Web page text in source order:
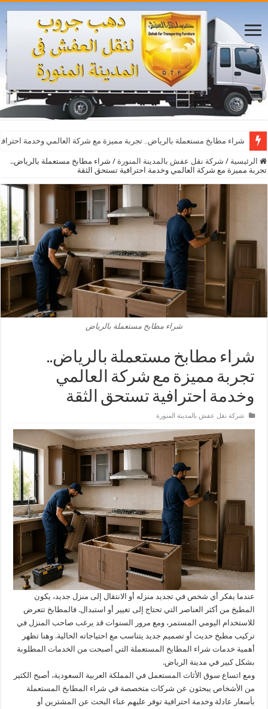
شراء مطابخ مستعملة بالرياض.. تجربة مميزة مع شركة العالمي وخدمة
الرئيسية / شركة نقل عفش بالمدينة المنورة / شراء مطابخ مستعملة بالرياض..
تجربة مميزة مع شركة العالمي وخدمة احترافية تستحق الثقة
شراء مطابخ مستعملة بالرياض
شراء مطابخ مستعملة بالرياض..
تجربة مميزة مع شركة العالمي
وخدمة احترافية تستحق الثقة
شركة نقل عفش بالمدينة المنورة
عندما يفكر أي شخص في تجديد منزله أو الانتقال إلى منزل جديد، يكون
المطبخ من أكثر العناصر التي تحتاج إلى تغيير أو استبدال. فالمطابخ تتعرض
للاستخدام اليومي المستمر، ومع مرور السنوات قد يرغب صاحب المنزل في
تركيب مطبخ حديث أو تصميم جديد يتناسب مع احتياجاته الحالية. وهنا تظهر
أهمية خدمات شراء المطابخ المستعملة التي أصبحت من الخدمات المطلوبة
بشكل كبير في مدينة الرياض.
ومع اتساع سوق الأثاث المستعمل في المملكة العربية السعودية، أصبح الكثير
من الأشخاص يبحثون عن شركات متخصصة في شراء المطابخ المستعملة
بأسعار عادلة وخدمة احترافية توفر عليهم عناء البحث عن المشترين أو